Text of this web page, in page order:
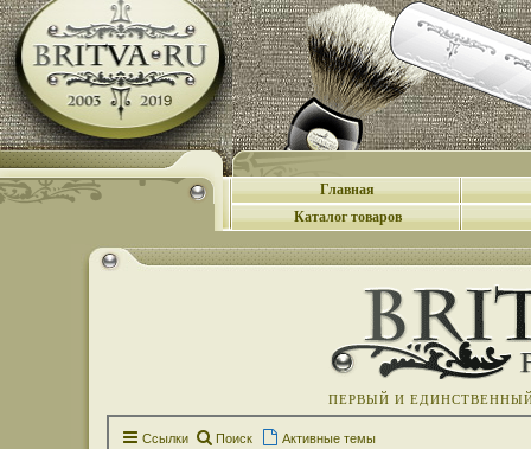
Главная
Каталог товаров
ПЕРВЫЙ И
Ссылки Поиск Активные темы